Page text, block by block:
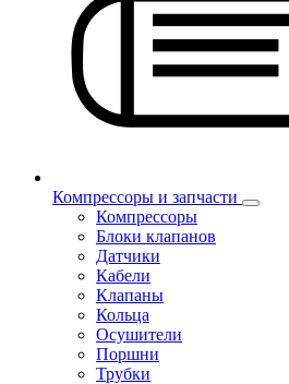
Компрессоры и запчасти
Компрессоры
Блоки клапанов
Датчики
Кабели
Клапаны
Кольца
Осушители
Поршни
Трубки